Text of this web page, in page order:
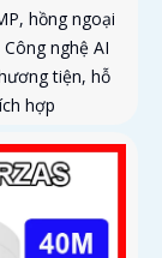
hồng ngoại
nghệ AI
tiện, hỗ
hợp